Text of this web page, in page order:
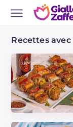
Recettes avec